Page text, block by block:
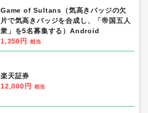
Game of Sultans（気高きバッジの欠
片で気高きバッジを合成し、「帝国五人
衆」を5名募集する）Android
1,350円
相当
楽天証券
12,000円
相当